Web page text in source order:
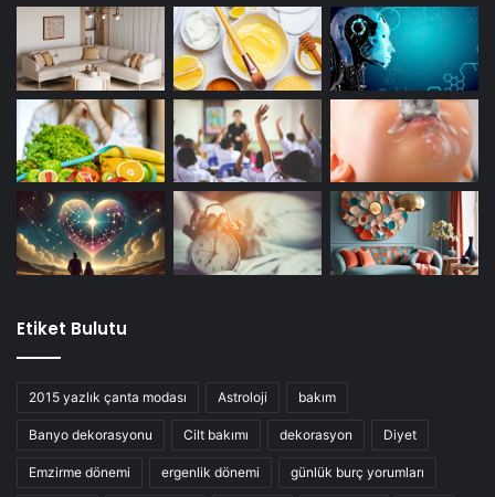
Etiket Bulutu
2015 yazlık çanta modası Astroloji bakım
Banyo dekorasyonu Cilt bakımı dekorasyon Diyet
Emzirme dönemi ergenlik dönemi günlük burç yorumları